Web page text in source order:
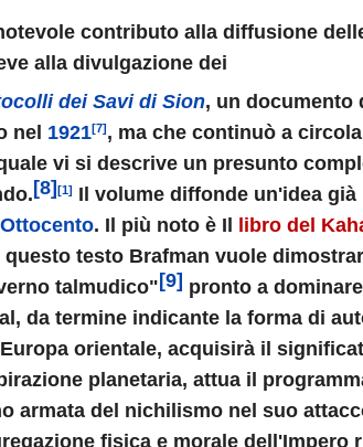
DI ATENE
contributo alla diffusione
alla divulgazione dei
dei Savi di Sion, un documento
nel 1921[7], ma che continuò a
vi si descrive un presunto
[8][1] Il volume diffonde un'idea
Ottocento. Il più noto è Il libro del
questo testo Brafman vuole
talmudico"[9] pronto a
da termine indicante la forma di
orientale, acquisirà il
planetaria, attua il
armata del nichilismo nel suo
fisica e morale dell'Impero